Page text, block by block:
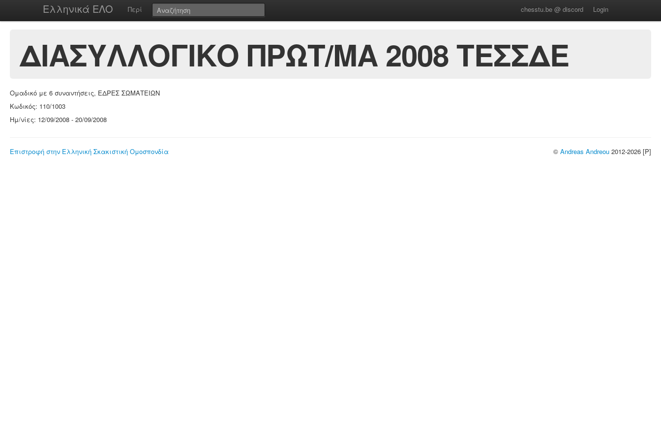
Ελληνικά ΕΛΟ Περί chesstu.be @ discord Login
ΔΙΑΣΥΛΛΟΓΙΚΟ ΠΡΩΤ/ΜΑ 2008 ΤΕΣΣΔΕ
Ομαδικό με 6 συναντήσεις, ΕΔΡΕΣ ΣΩΜΑΤΕΙΩΝ
Κωδικός: 110/1003
Ημ/νίες: 12/09/2008 - 20/09/2008
Επιστροφή στην Ελληνική Σκακιστική Ομοσπονδία © Andreas Andreou 2012-2026 [P]